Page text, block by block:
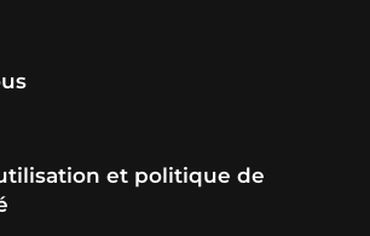
et politique de